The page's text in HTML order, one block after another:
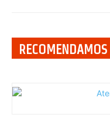
RECOMENDAMOS